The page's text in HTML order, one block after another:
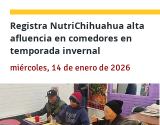
Registra NutriChihuahua alta
afluencia en comedores en
temporada invernal
miércoles, 14 de enero de 2026